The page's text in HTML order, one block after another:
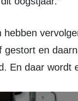
gestort en
En daar wordt